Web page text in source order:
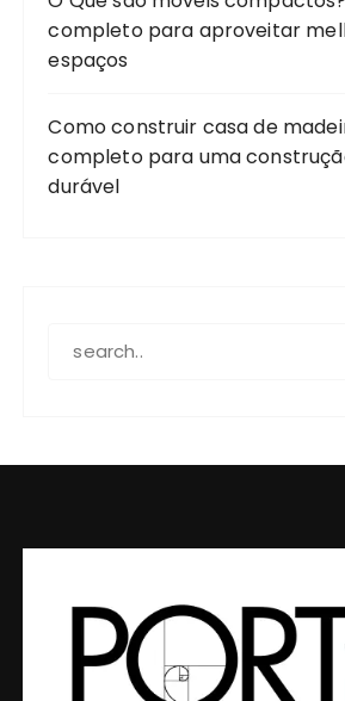
completo para aproveitar
espaços
Como construir casa de
completo para uma
durável
SEARCH